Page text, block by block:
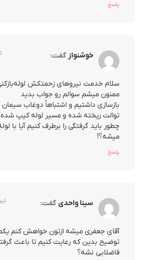
پاسخ
خوشنواز گفت: تیر ۱, ۱۴۰۱ در ۷:۳۵ ق٫ظ
سلام خدمت نیروهای زحمتکش لوله‌بازکنی
ممنون میشم سوالم رو جواب بدید
بازسازی داشتیم و اشتباهاً دوغاب سیمان
توالت ریخته شده و مسیر لوله کیپ شده
چطور باید گرفتگی را برطرف کنیم آیا با لوله
میشه؟!
پاسخ
سینا واحدی گفت: تیر ۱۳, ۱۴۰۱ در ۵:۵۳ ق٫ظ
آقای جعفری میشه ازتون خواهش کنم یکم
توضیح بدین که رعایت کنیم تا باعث
فاضلابی نشه؟